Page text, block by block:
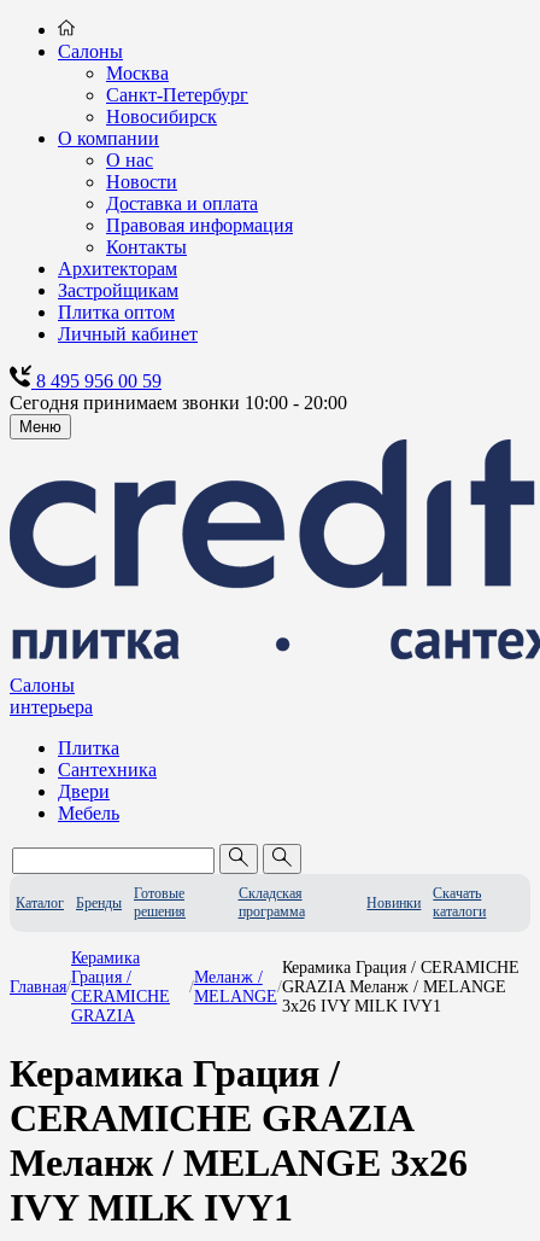
Салоны
Москва
Санкт-Петербург
Новосибирск
О компании
О нас
Новости
Доставка и оплата
Правовая информация
Контакты
Архитекторам
Застройщикам
Плитка оптом
Личный кабинет
8 495 956 00 59
Сегодня принимаем звонки 10:00 - 20:00
Меню
Салоны
интерьера
Плитка
Сантехника
Двери
Мебель
Каталог Бренды
Готовые
решения
Складская
программа
Новинки
Скачать
каталоги
Главная/
Керамика
Грация /
CERAMICHE
GRAZIA
/
Меланж /
MELANGE
/
Керамика Грация / CERAMICHE
GRAZIA Меланж / MELANGE
3x26 IVY MILK IVY1
Керамика Грация /
CERAMICHE GRAZIA
Меланж / MELANGE 3x26
IVY MILK IVY1